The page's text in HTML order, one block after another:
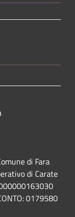
di Fara
di Carate
0179580